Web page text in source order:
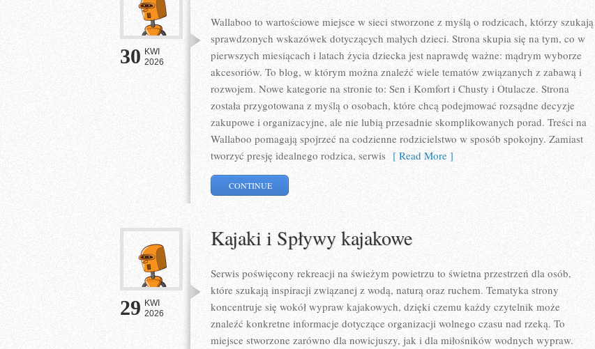
30 KWI
2026
Wallaboo to wartościowe miejsce w sieci stworzone z myślą o rodzicach, którzy szukają
sprawdzonych wskazówek dotyczących małych dzieci. Strona skupia się na tym, co w
pierwszych miesiącach i latach życia dziecka jest naprawdę ważne: mądrym wyborze
akcesoriów. To blog, w którym można znaleźć wiele tematów związanych z zabawą i
rozwojem. Nowe kategorie na stronie to: Sen i Komfort i Chusty i Otulacze. Strona
została przygotowana z myślą o osobach, które chcą podejmować rozsądne decyzje
zakupowe i organizacyjne, ale nie lubią przesadnie skomplikowanych porad. Treści na
Wallaboo pomagają spojrzeć na codzienne rodzicielstwo w sposób spokojny. Zamiast
tworzyć presję idealnego rodzica, serwis [ Read More ]
CONTINUE
29 KWI
2026
Kajaki i Spływy kajakowe
Serwis poświęcony rekreacji na świeżym powietrzu to świetna przestrzeń dla osób,
które szukają inspiracji związanej z wodą, naturą oraz ruchem. Tematyka strony
koncentruje się wokół wypraw kajakowych, dzięki czemu każdy czytelnik może
znaleźć konkretne informacje dotyczące organizacji wolnego czasu nad rzeką. To
miejsce stworzone zarówno dla nowicjuszy, jak i dla miłośników wodnych wypraw.